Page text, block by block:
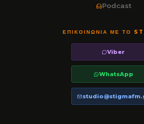
Podcast
ΕΠΙΚΟΙΝΩΝΊΑ ΜΕ ΤΟ
Viber
WhatsApp